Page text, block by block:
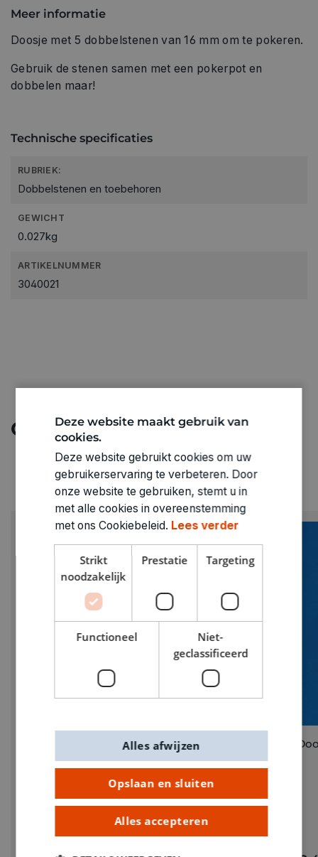
Meer informatie
Doosje met 5 dobbelstenen van 16 mm om te pokeren.
Gebruik de stenen samen met een pokerpot en
dobbelen maar!
Technische specificaties
RUBRIEK:
Dobbelstenen en toebehoren
GEWICHT
0.027kg
ARTIKELNUMMER
3040021
Ontdek meer
Dobbelsteen hout 16 mm 2 stuks
Deze website maakt gebruik van
cookies.
Deze website gebruikt cookies om uw
gebruikerservaring te verbeteren. Door
onze website te gebruiken, stemt u in
met alle cookies in overeenstemming
met ons Cookiebeleid. Lees verder
Strikt
noodzakelijk
Prestatie Targeting
Functioneel
Niet-
geclassificeerd
Opslaan en sluiten
Alles accepteren
Alles afwijzen